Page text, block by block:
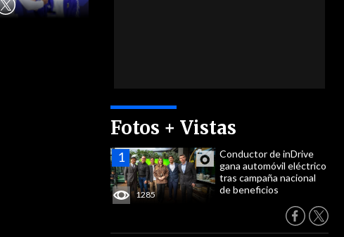
Fotos + Vistas
1285
Conductor de inDrive
gana automóvil eléctrico
tras campaña nacional
de beneficios